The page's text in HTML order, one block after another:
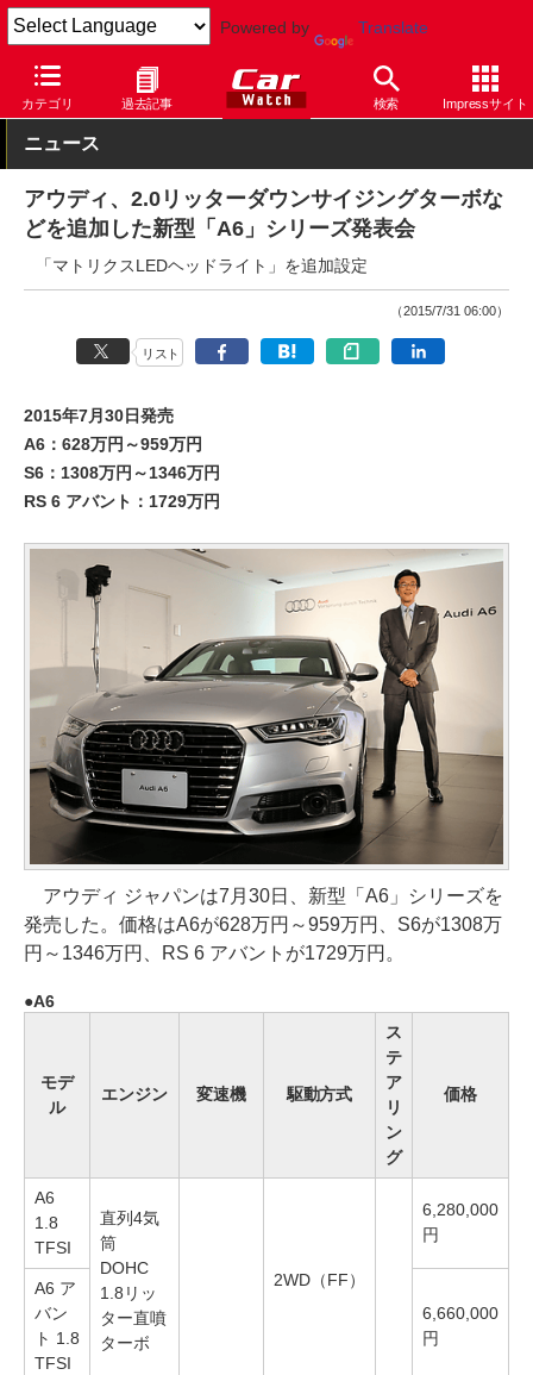
Powered by Translate
カテゴリ 過去記事 検索 Impressサイト
Car Watch 自動車 アウディ A6
ニュース
アウディ、2.0リッターダウンサイジングターボな
どを追加した新型「A6」シリーズ発表会
「マトリクスLEDヘッドライト」を追加設定
（2015/7/31 06:00）
リスト
2015年7月30日発売
A6：628万円～959万円
S6：1308万円～1346万円
RS 6 アバント：1729万円
アウディ ジャパンは7月30日、新型「A6」シリーズを
発売した。価格はA6が628万円～959万円、S6が1308万
円～1346万円、RS 6 アバントが1729万円。
A6
モデ
ル
エンジン 変速機 駆動方式
ス
テ
ア
リ
ン
グ
価格
A6
1.8
TFSI
直列4気
筒
DOHC
1.8リッ
ター直噴
ターボ
2WD（FF）
6,280,000
円
A6 ア
バン
ト 1.8
TFSI
6,660,000
円